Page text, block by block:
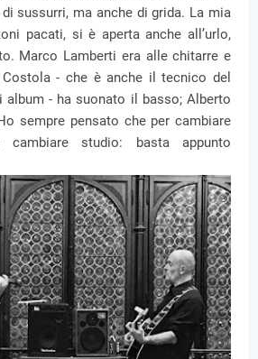
sussurri, ma anche di grida. La mia
pacati, si è aperta anche all’urlo,
Marco Lamberti era alle chitarre e
- che è anche il tecnico del
- ha suonato il basso; Alberto
sempre pensato che per cambiare
studio: basta appunto